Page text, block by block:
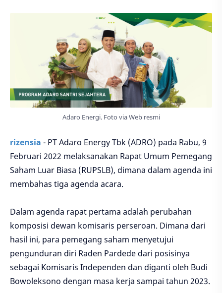
Adaro Energi. Foto via Web resmi
rizensia - PT Adaro Energy Tbk (ADRO) pada Rabu, 9
Februari 2022 melaksanakan Rapat Umum Pemegang
Saham Luar Biasa (RUPSLB), dimana dalam agenda ini
membahas tiga agenda acara.
Dalam agenda rapat pertama adalah perubahan
komposisi dewan komisaris perseroan. Dimana dari
hasil ini, para pemegang saham menyetujui
pengunduran diri Raden Pardede dari posisinya
sebagai Komisaris Independen dan diganti oleh Budi
Bowoleksono dengan masa kerja sampai tahun 2023.